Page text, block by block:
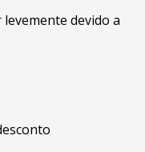
devido a